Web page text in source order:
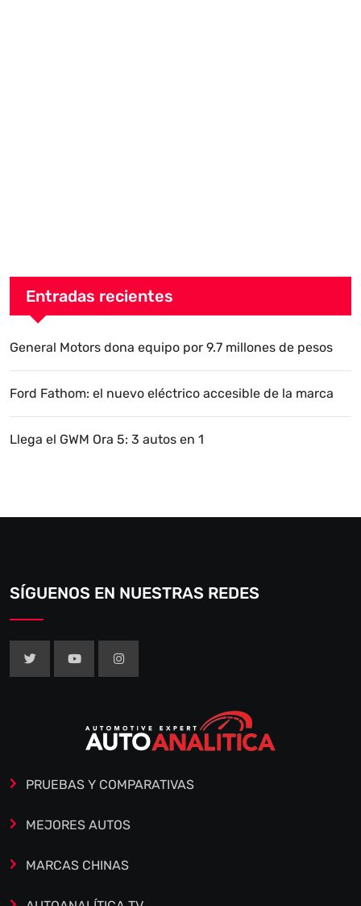
Entradas recientes
General Motors dona equipo por 9.7 millones de pesos
Ford Fathom: el nuevo eléctrico accesible de la marca
Llega el GWM Ora 5: 3 autos en 1
SÍGUENOS EN NUESTRAS REDES
PRUEBAS Y COMPARATIVAS
MEJORES AUTOS
MARCAS CHINAS